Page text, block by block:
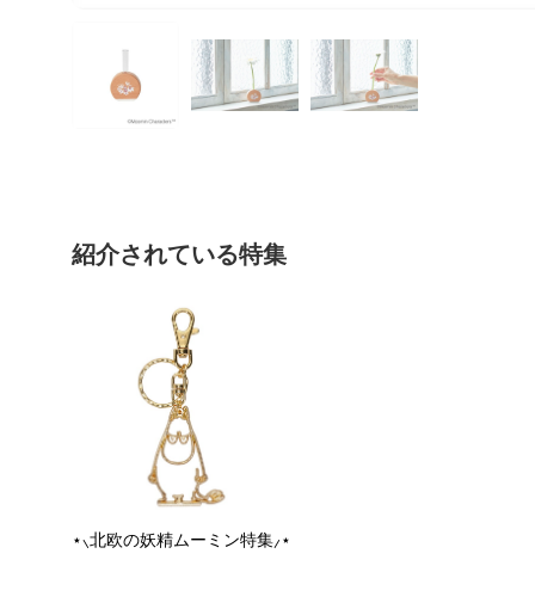
紹介されている特集
⋆⸜北欧の妖精ムーミン特集⸝⋆